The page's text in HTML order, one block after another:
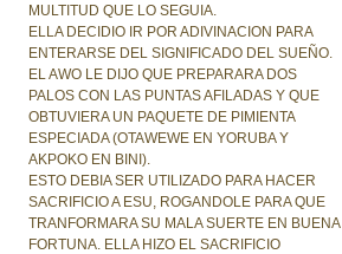
MULTITUD QUE LO SEGUIA.
ELLA DECIDIO IR POR ADIVINACION PARA
ENTERARSE DEL SIGNIFICADO DEL SUEÑO.
EL AWO LE DIJO QUE PREPARARA DOS
PALOS CON LAS PUNTAS AFILADAS Y QUE
OBTUVIERA UN PAQUETE DE PIMIENTA
ESPECIADA (OTAWEWE EN YORUBA Y
AKPOKO EN BINI).
ESTO DEBIA SER UTILIZADO PARA HACER
SACRIFICIO A ESU, ROGANDOLE PARA QUE
TRANFORMARA SU MALA SUERTE EN BUENA
FORTUNA. ELLA HIZO EL SACRIFICIO